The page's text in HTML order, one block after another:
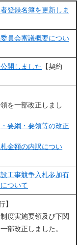
登録名簿を更新しま
員会審議概要につい
開しました 【契約
を一部改正しまし
・要綱・要領等の改正
金額の内訳につい
工事競争入札参加有
ついて
】
度実施要領及び下関
部改正しました。